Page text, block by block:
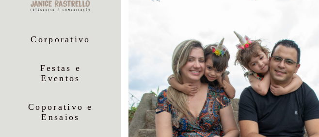
Corporativo
Festas e
Eventos
Coporativo e
Ensaios